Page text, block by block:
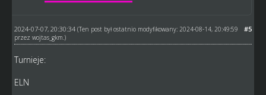
#5
2024-07-07, 20:30:34 (Ten post był ostatnio modyfikowany: 2024-08-14, 20:49:59
przez wojtas_gkm.)
Turnieje:
ELN